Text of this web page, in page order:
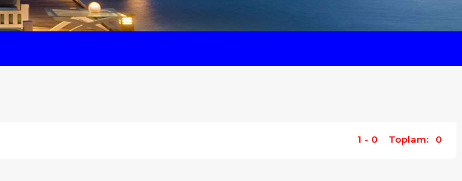
1 - 0 Toplam: 0